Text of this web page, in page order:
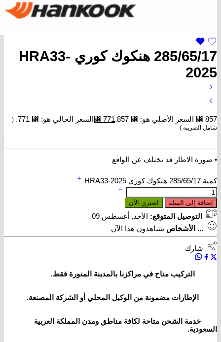
285/65/17 هنكوك كوري HRA33-
2025
⃁857 السعر الأصلي هو: ⃁ 857. ⃁ 771 السعر الحالي هو: ⃁ 771.
(
شامل الضريبة )
• صورة الاطار قد تختلف عن الواقع
كمية 285/65/17 هنكوك كوري HRA33-2025
إضافة إلى السلة اشتري الآن
التوصيل المتوقع:
الأحد, أغسطس 09
...
الأشخاص يشاهدون هذا الآن
شارك
التركيب متاح في مراكزنا بالمدينة المنورة فقط.
الإطارات مضمونة من الوكيل المحلي أو الشركة المصنعة.
خدمة الشحن متاحة لكافة مناطق ومدن المملكة العربية
السعودية.